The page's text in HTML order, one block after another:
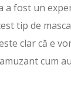
a fost un
tip de
clar că e
cum